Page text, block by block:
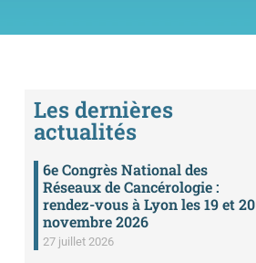
Les dernières
actualités
6e Congrès National des
Réseaux de Cancérologie :
rendez-vous à Lyon les 19 et 20
novembre 2026
27 juillet 2026